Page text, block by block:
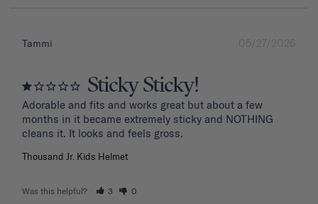
05/27/2026
Tammi
Sticky Sticky!
Adorable and fits and works great but about a few
months in it became extremely sticky and NOTHING
Thousand Jr. Kids Helmet
Was this helpful? 3 0